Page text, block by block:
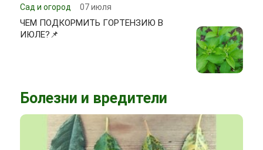
Сад и огород 07 июля
ЧЕМ ПОДКОРМИТЬ ГОРТЕНЗИЮ В
ИЮЛЕ?📌
Болезни и вредители